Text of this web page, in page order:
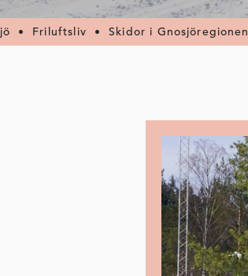
• Friluftsliv • Skidor i Gnosjöregionen